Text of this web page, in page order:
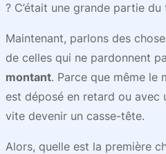
? C’était une grande partie du
Maintenant, parlons des
de celles qui ne pardonnent
montant. Parce que même le
est déposé en retard ou avec
vite devenir un casse-tête.
Alors, quelle est la première